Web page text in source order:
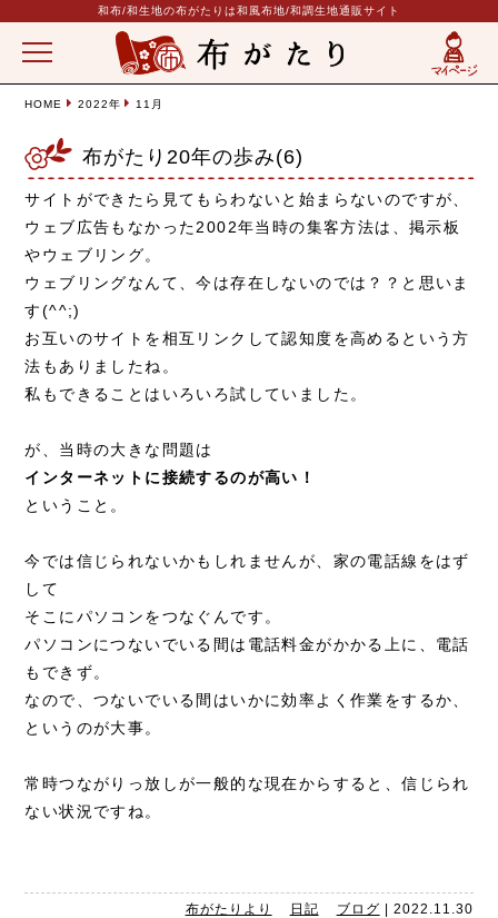
和布/和生地の布がたりは和風布地/和調生地通販サイト
HOME 2022年 11月
布がたり20年の歩み(6)
サイトができたら見てもらわないと始まらないのですが、
ウェブ広告もなかった2002年当時の集客方法は、掲示板
やウェブリング。
ウェブリングなんて、今は存在しないのでは？？と思いま
す(^^;)
お互いのサイトを相互リンクして認知度を高めるという方
法もありましたね。
私もできることはいろいろ試していました。
が、当時の大きな問題は
インターネットに接続するのが高い！
ということ。
今では信じられないかもしれませんが、家の電話線をはず
して
そこにパソコンをつなぐんです。
パソコンにつないでいる間は電話料金がかかる上に、電話
もできず。
なので、つないでいる間はいかに効率よく作業をするか、
というのが大事。
常時つながりっ放しが一般的な現在からすると、信じられ
ない状況ですね。
布がたりより 日記 ブログ 2022.11.30